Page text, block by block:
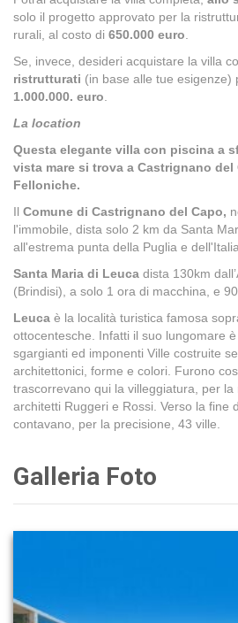
solo il progetto approvato per la
rurali, al costo di 650.000 euro
Se, invece, desideri acquistare la villa
ristrutturati (in base alle tue esigenze)
1.000.000. euro
La location
Questa elegante villa con piscina a
vista mare si trova a Castrignano
Felloniche.
Il Comune di Castrignano del Capo,
l'immobile, dista solo 2 km da Santa
all'estrema punta della Puglia e dell'Italia.
Santa Maria di Leuca dista 130km
(Brindisi), a solo 1 ora di macchina, e
Leuca è la località turistica famosa
ottocentesche. Infatti il suo lungomare
sgargianti ed imponenti Ville costruite
architettonici, forme e colori. Furono
trascorrevano qui la villeggiatura, per la
architetti Ruggeri e Rossi. Verso la fine
contavano, per la precisione, 43 ville.
Galleria Foto